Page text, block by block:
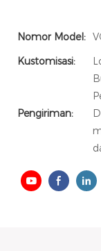
Nomor Model:
Kustomisasi:
Pengiriman: